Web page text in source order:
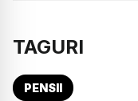
TAGURI
PENSII